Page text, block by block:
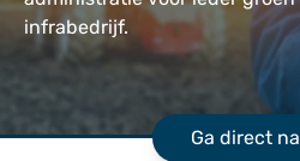
infrabedrijf.
Ga direct